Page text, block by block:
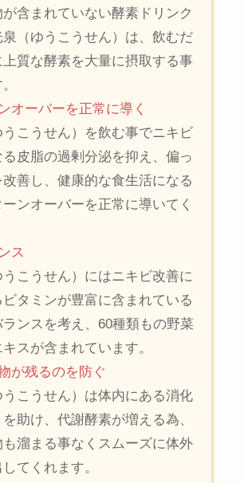
含まれていない酵素ドリンク
（ゆうこうせん）は、飲むだ
質な酵素を大量に摂取する事
オーバーを正常に導く
こうせん）を飲む事でニキビ
皮脂の過剰分泌を抑え、偏っ
善し、健康的な食生活になる
ンオーバーを正常に導いてく
ス
こうせん）にはニキビ改善に
タミンが豊富に含まれている
ンスを考え、60種類もの野菜
スが含まれています。
が残るのを防ぐ
こうせん）は体内にある消化
助け、代謝酵素が増える為、
溜まる事なくスムーズに体外
てくれます。